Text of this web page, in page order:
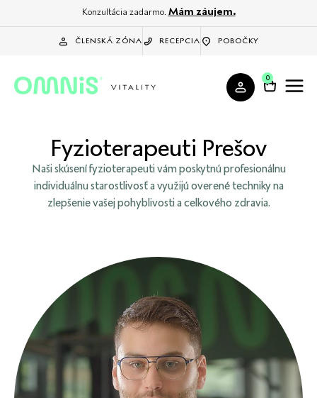
Konzultácia zadarmo. Mám záujem.
ČLENSKÁ ZÓNA RECEPCIA POBOČKY
0
Fyzioterapeuti Prešov
Naši skúsení fyzioterapeuti vám poskytnú profesionálnu
individuálnu starostlivosť a využijú overené techniky na
zlepšenie vašej pohyblivosti a celkového zdravia.